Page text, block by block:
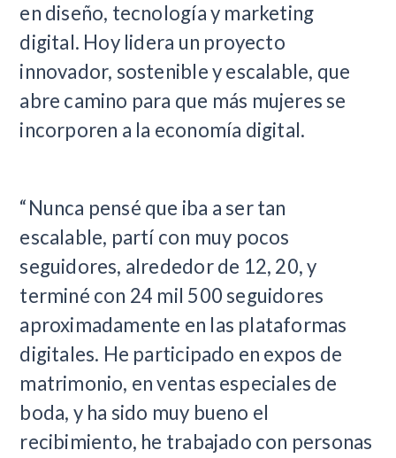
en diseño, tecnología y marketing
digital. Hoy lidera un proyecto
innovador, sostenible y escalable, que
abre camino para que más mujeres se
incorporen a la economía digital.
“Nunca pensé que iba a ser tan
escalable, partí con muy pocos
seguidores, alrededor de 12, 20, y
terminé con 24 mil 500 seguidores
aproximadamente en las plataformas
digitales. He participado en expos de
matrimonio, en ventas especiales de
boda, y ha sido muy bueno el
recibimiento, he trabajado con personas